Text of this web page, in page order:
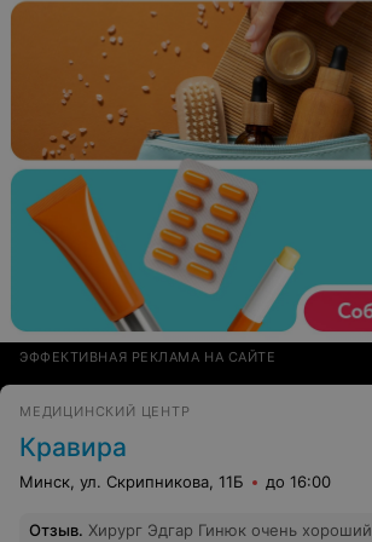
ЭФФЕКТИВНАЯ РЕКЛАМА НА САЙТЕ
МЕДИЦИНСКИЙ ЦЕНТР
Кравира
Минск, ул. Скрипникова, 11Б до 16:00
Отзыв. Хирург Эдгар Гинюк очень хороший